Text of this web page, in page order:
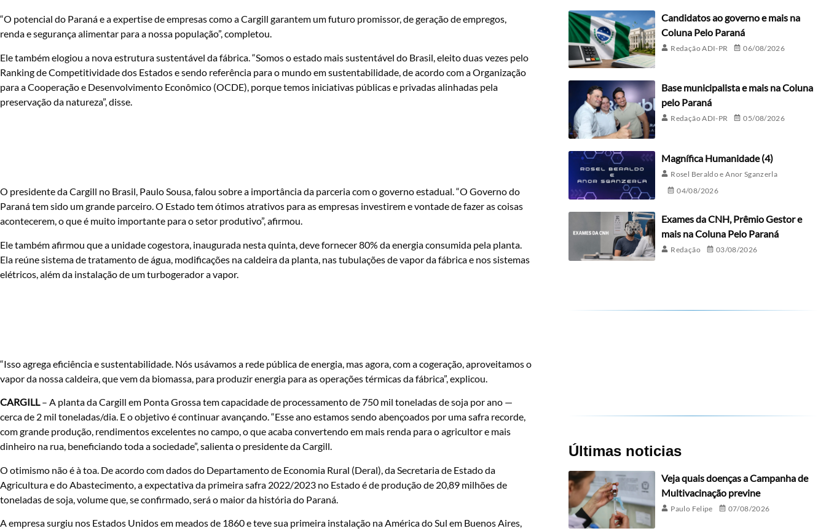
“O potencial do Paraná e a expertise de empresas como a Cargill garantem um futuro promissor, de geração de empregos,
renda e segurança alimentar para a nossa população”, completou.
Ele também elogiou a nova estrutura sustentável da fábrica. “Somos o estado mais sustentável do Brasil, eleito duas vezes pelo
Ranking de Competitividade dos Estados e sendo referência para o mundo em sustentabilidade, de acordo com a Organização
para a Cooperação e Desenvolvimento Econômico (OCDE), porque temos iniciativas públicas e privadas alinhadas pela
preservação da natureza”, disse.
O presidente da Cargill no Brasil, Paulo Sousa, falou sobre a importância da parceria com o governo estadual. “O Governo do
Paraná tem sido um grande parceiro. O Estado tem ótimos atrativos para as empresas investirem e vontade de fazer as coisas
acontecerem, o que é muito importante para o setor produtivo”, afirmou.
Ele também afirmou que a unidade cogestora, inaugurada nesta quinta, deve fornecer 80% da energia consumida pela planta.
Ela reúne sistema de tratamento de água, modificações na caldeira da planta, nas tubulações de vapor da fábrica e nos sistemas
elétricos, além da instalação de um turbogerador a vapor.
“Isso agrega eficiência e sustentabilidade. Nós usávamos a rede pública de energia, mas agora, com a cogeração, aproveitamos o
vapor da nossa caldeira, que vem da biomassa, para produzir energia para as operações térmicas da fábrica”, explicou.
CARGILL– A planta da Cargill em Ponta Grossa tem capacidade de processamento de 750 mil toneladas de soja por ano —
cerca de 2 mil toneladas/dia. E o objetivo é continuar avançando. “Esse ano estamos sendo abençoados por uma safra recorde,
com grande produção, rendimentos excelentes no campo, o que acaba convertendo em mais renda para o agricultor e mais
dinheiro na rua, beneficiando toda a sociedade”, salienta o presidente da Cargill.
O otimismo não é à toa. De acordo com dados do Departamento de Economia Rural (Deral), da Secretaria de Estado da
Agricultura e do Abastecimento, a expectativa da primeira safra 2022/2023 no Estado é de produção de 20,89 milhões de
toneladas de soja, volume que, se confirmado, será o maior da história do Paraná.
A empresa surgiu nos Estados Unidos em meados de 1860 e teve sua primeira instalação na América do Sul em Buenos Aires,
Candidatos ao governo e mais na
Coluna Pelo Paraná
Redação ADI-PR 06/08/2026
Base municipalista e mais na Coluna
pelo Paraná
Redação ADI-PR 05/08/2026
Magnífica Humanidade (4)
Rosel Beraldo e Anor Sganzerla
04/08/2026
Exames da CNH, Prêmio Gestor e
mais na Coluna Pelo Paraná
Redação 03/08/2026
Últimas noticias
Veja quais doenças a Campanha de
Multivacinação previne
Paulo Felipe 07/08/2026